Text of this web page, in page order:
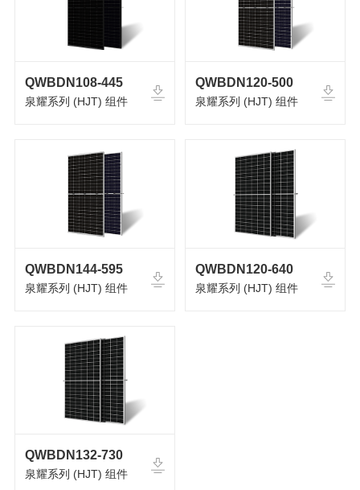
QWBDN108-445
泉耀系列 (HJT) 组件
QWBDN120-500
泉耀系列 (HJT) 组件
QWBDN144-595
泉耀系列 (HJT) 组件
QWBDN120-640
泉耀系列 (HJT) 组件
QWBDN132-730
泉耀系列 (HJT) 组件